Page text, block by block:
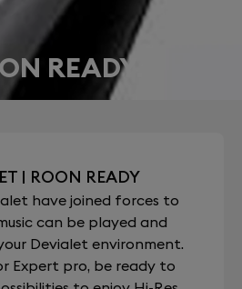
READY.
| ROON READY
have joined forces to
can be played and
Devialet environment.
Expert pro, be ready to